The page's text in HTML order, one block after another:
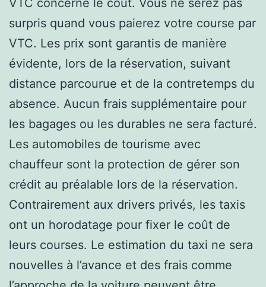
surpris quand vous paierez votre course par
VTC. Les prix sont garantis de manière
évidente, lors de la réservation, suivant
distance parcourue et de la contretemps du
absence. Aucun frais supplémentaire pour
les bagages ou les durables ne sera facturé.
Les automobiles de tourisme avec
chauffeur sont la protection de gérer son
crédit au préalable lors de la réservation.
Contrairement aux drivers privés, les taxis
ont un horodatage pour fixer le coût de
leurs courses. Le estimation du taxi ne sera
nouvelles à l’avance et des frais comme